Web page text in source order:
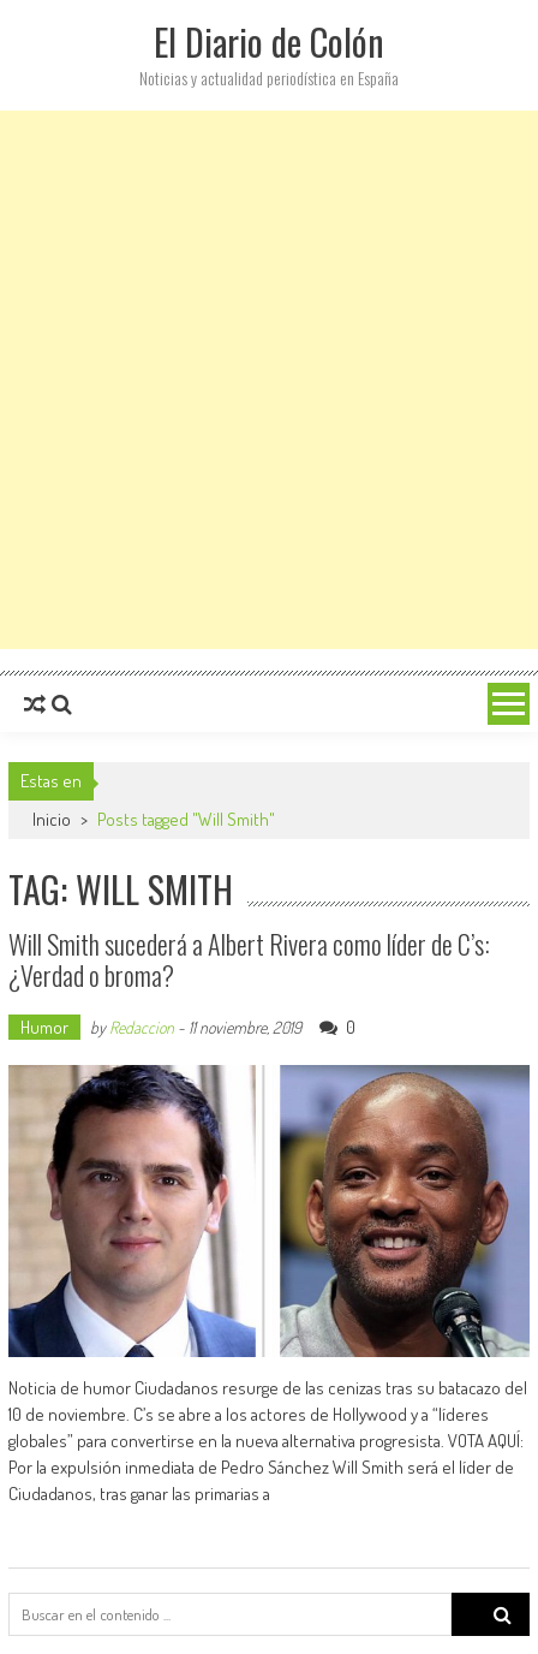
El Diario de Colón
Noticias y actualidad periodística en España
Estas en
Inicio > Posts tagged "Will Smith"
TAG: WILL SMITH
Will Smith sucederá a Albert Rivera como líder de C’s:
¿Verdad o broma?
Humor byRedaccion- 11 noviembre, 2019 0
Noticia de humor Ciudadanos resurge de las cenizas tras su batacazo del
10 de noviembre. C’s se abre a los actores de Hollywood y a “líderes
globales” para convertirse en la nueva alternativa progresista. VOTA AQUÍ:
Por la expulsión inmediata de Pedro Sánchez Will Smith será el líder de
Ciudadanos, tras ganar las primarias a
Search